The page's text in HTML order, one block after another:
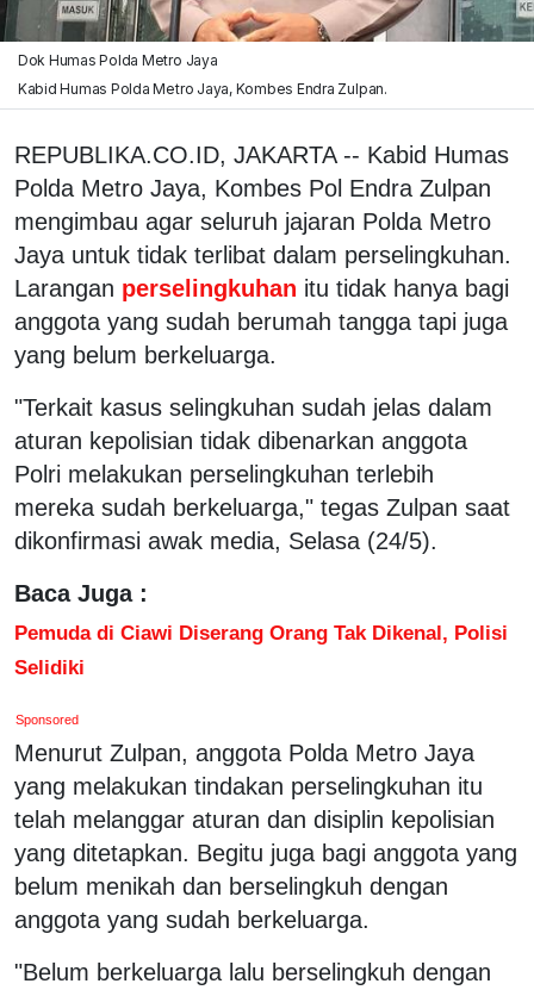
Dok Humas Polda Metro Jaya
Kabid Humas Polda Metro Jaya, Kombes Endra Zulpan.
REPUBLIKA.CO.ID, JAKARTA -- Kabid Humas
Polda Metro Jaya, Kombes Pol Endra Zulpan
mengimbau agar seluruh jajaran Polda Metro
Jaya untuk tidak terlibat dalam perselingkuhan.
Larangan perselingkuhan itu tidak hanya bagi
anggota yang sudah berumah tangga tapi juga
yang belum berkeluarga.
"Terkait kasus selingkuhan sudah jelas dalam
aturan kepolisian tidak dibenarkan anggota
Polri melakukan perselingkuhan terlebih
mereka sudah berkeluarga," tegas Zulpan saat
dikonfirmasi awak media, Selasa (24/5).
Baca Juga :
Pemuda di Ciawi Diserang Orang Tak Dikenal, Polisi
Selidiki
Sponsored
Menurut Zulpan, anggota Polda Metro Jaya
yang melakukan tindakan perselingkuhan itu
telah melanggar aturan dan disiplin kepolisian
yang ditetapkan. Begitu juga bagi anggota yang
belum menikah dan berselingkuh dengan
anggota yang sudah berkeluarga.
"Belum berkeluarga lalu berselingkuh dengan